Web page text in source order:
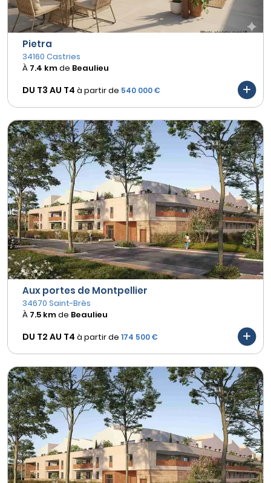
Pietra
34160 Castries
À 7.4 kmde Beaulieu
DU T3 AU T4 à partir de 540 000 €
Aux portes de Montpellier
34670 Saint-Brès
À 7.5 kmde Beaulieu
DU T2 AU T4 à partir de 174 500 €